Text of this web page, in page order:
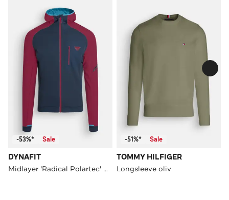
-53%* Sale
DYNAFIT
Midlayer 'Radical Polartec' mehrfarbig
-51%* Sale
TOMMY HILFIGER
Longsleeve oliv